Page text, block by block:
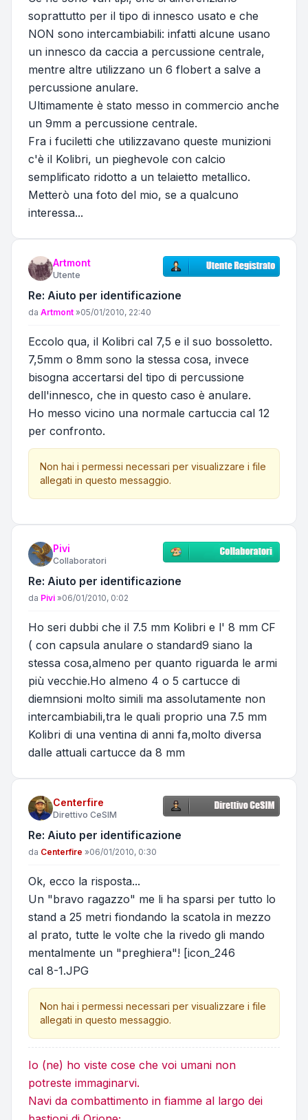
soprattutto per il tipo di innesco usato e che
NON sono intercambiabili: infatti alcune usano
un innesco da caccia a percussione centrale,
mentre altre utilizzano un 6 flobert a salve a
percussione anulare.
Ultimamente è stato messo in commercio anche
un 9mm a percussione centrale.
Fra i fuciletti che utilizzavano queste munizioni
c'è il Kolibri, un pieghevole con calcio
semplificato ridotto a un telaietto metallico.
Metterò una foto del mio, se a qualcuno
interessa...
Artmont
Utente
Re: Aiuto per identificazione
Messaggio
da Artmont »05/01/2010, 22:40
Eccolo qua, il Kolibri cal 7,5 e il suo bossoletto.
7,5mm o 8mm sono la stessa cosa, invece
bisogna accertarsi del tipo di percussione
dell'innesco, che in questo caso è anulare.
Ho messo vicino una normale cartuccia cal 12
per confronto.
Non hai i permessi necessari per visualizzare i file
allegati in questo messaggio.
Pivi
Collaboratori
Re: Aiuto per identificazione
Messaggio
da Pivi »06/01/2010, 0:02
Ho seri dubbi che il 7.5 mm Kolibri e l' 8 mm CF
( con capsula anulare o standard9 siano la
stessa cosa,almeno per quanto riguarda le armi
più vecchie.Ho almeno 4 o 5 cartucce di
diemnsioni molto simili ma assolutamente non
intercambiabili,tra le quali proprio una 7.5 mm
Kolibri di una ventina di anni fa,molto diversa
dalle attuali cartucce da 8 mm
Centerfire
Direttivo CeSIM
Re: Aiuto per identificazione
Messaggio
da Centerfire »06/01/2010, 0:30
Ok, ecco la risposta...
Un "bravo ragazzo" me li ha sparsi per tutto lo
stand a 25 metri fiondando la scatola in mezzo
al prato, tutte le volte che la rivedo gli mando
mentalmente un "preghiera"! [icon_246
cal 8-1.JPG
Non hai i permessi necessari per visualizzare i file
allegati in questo messaggio.
Io (ne) ho viste cose che voi umani non
potreste immaginarvi.
Navi da combattimento in fiamme al largo dei